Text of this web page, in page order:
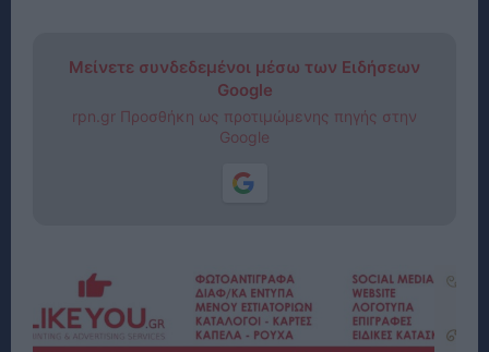
Μείνετε συνδεδεμένοι μέσω των Ειδήσεων
Google
rpn.gr Προσθήκη ως προτιμώμενης πηγής στην
Google